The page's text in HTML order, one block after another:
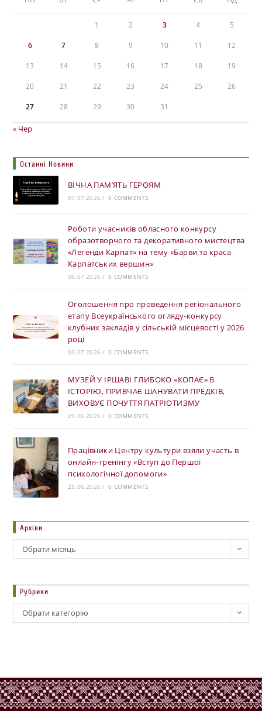
1 2 3 4 5
6 7 8 9 10 11 12
13 14 15 16 17 18 19
20 21 22 23 24 25 26
27 28 29 30 31
« Чер
Останні Новини
ВІЧНА ПАМ’ЯТЬ ГЕРОЯМ
07.07.2026 / 0 COMMENTS
Роботи учасників обласного конкурсу
образотворчого та декоративного мистецтва
«Легенди Карпат» на тему «Барви та краса
Карпатських вершин»
06.07.2026 / 0 COMMENTS
Оголошення про проведення регіонального
етапу Всеукраїнського огляду-конкурсу
клубних закладів у сільській місцевості у 2026
році
03.07.2026 / 0 COMMENTS
МУЗЕЙ У ІРШАВІ ГЛИБОКО «КОПАЄ» В
ІСТОРІЮ, ПРИВЧАЄ ШАНУВАТИ ПРЕДКІВ,
ВИХОВУЄ ПОЧУТТЯ ПАТРІОТИЗМУ
29.06.2026 / 0 COMMENTS
Працівники Центру культури взяли участь в
онлайн-тренінгу «Вступ до Першої
психологічної допомоги»
25.06.2026 / 0 COMMENTS
Архіви
Обрати місяць
Рубрики
Обрати категорію